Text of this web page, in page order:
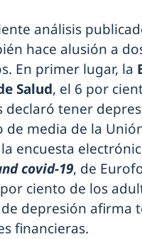
análisis
hace alusión a
En primer lugar, la
Salud, el 6 por
declaró tener
de media de la
encuesta
covid-19, de
ciento de los
depresión afirma
financieras.